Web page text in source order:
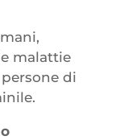
malattie
di